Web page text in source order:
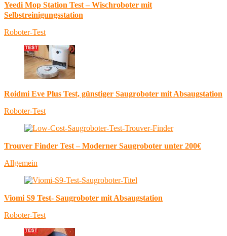
Yeedi Mop Station Test – Wischroboter mit
Selbstreinigungsstation
Roboter-Test
Roidmi Eve Plus Test, günstiger Saugroboter mit Absaugstation
Roboter-Test
Trouver Finder Test – Moderner Saugroboter unter 200€
Allgemein
Viomi S9 Test- Saugroboter mit Absaugstation
Roboter-Test